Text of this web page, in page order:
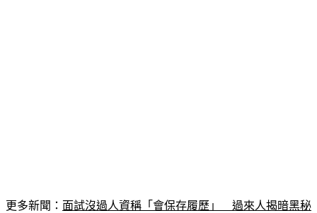
更多新聞： 面試沒過人資稱「會保存履歷」　過來人揭暗黑秘